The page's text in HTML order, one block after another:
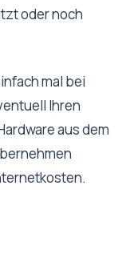
oder noch
mal bei
Ihren
aus dem